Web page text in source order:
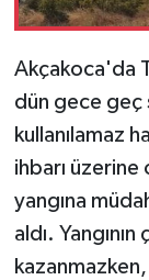
Akçakoca'da
dün gece geç
kullanılamaz
ihbarı
yangına
aldı.